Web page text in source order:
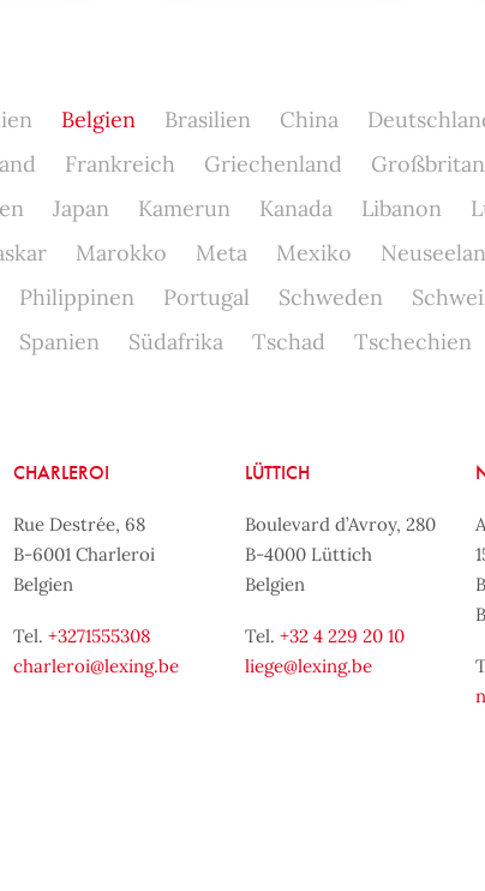
Belgien Brasilien China
Frankreich Griechenland
Japan Kamerun Kanada Libanon
Marokko Meta Mexiko
Philippinen Portugal Schweden
Spanien Südafrika Tschad Tschechien
CHARLEROI
Rue Destrée, 68
B-6001 Charleroi
Belgien
Tel.+3271555308
charleroi@lexing.be
LÜTTICH
Boulevard d’Avroy, 280
B-4000 Lüttich
Belgien
Tel. +32 4 229 20 10
liege@lexing.be